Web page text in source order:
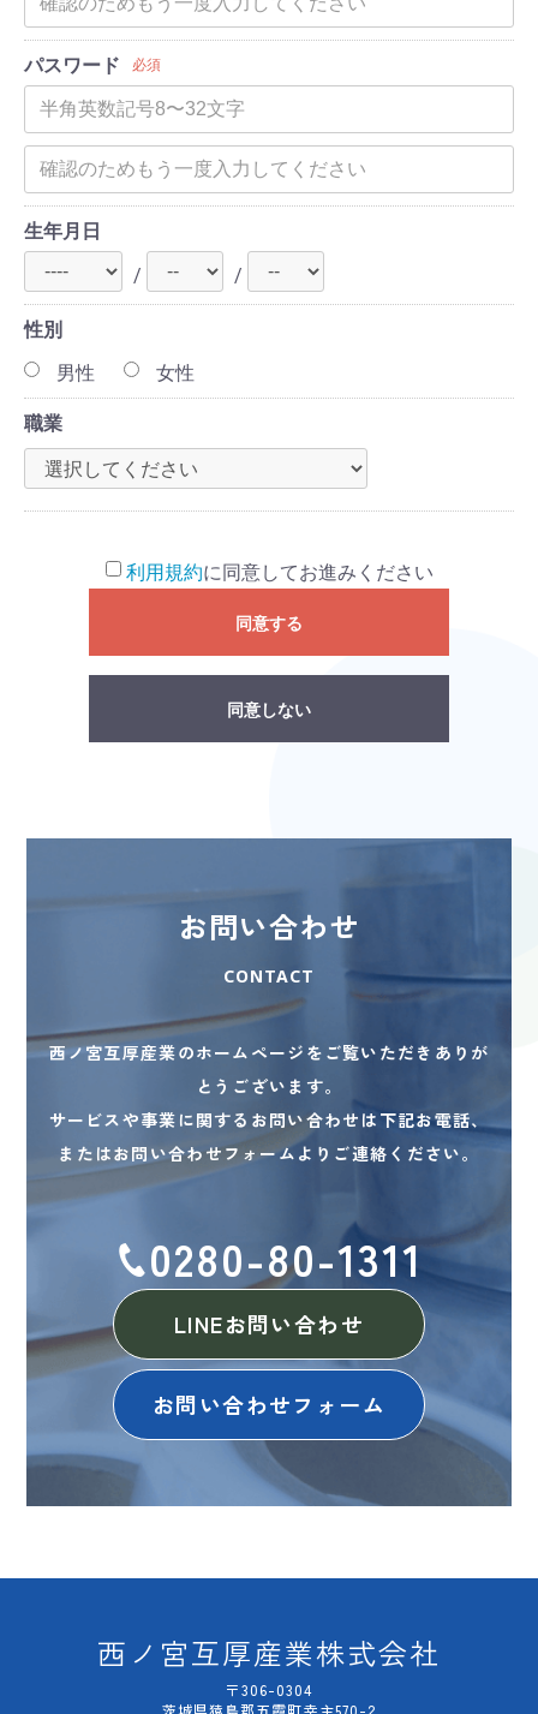
パスワード 必須
生年月日
/
/
性別
男性
女性
職業
利用規約に同意してお進みください
同意する
同意しない
お問い合わせ
CONTACT
西ノ宮互厚産業のホームページをご覧いただきありが
とうございます。
サービスや事業に関するお問い合わせは下記お電話、
またはお問い合わせフォームよりご連絡ください。
0280-80-1311
LINEお問い合わせ
お問い合わせフォーム
西ノ宮互厚産業株式会社
〒306-0304
茨城県猿島郡五霞町幸主570-2